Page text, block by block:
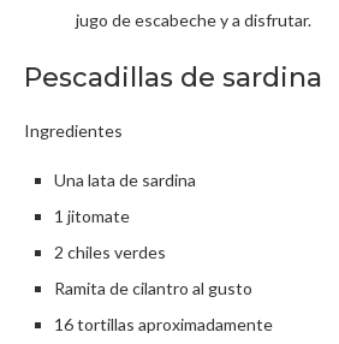
jugo de escabeche y a disfrutar.
Pescadillas de sardina
Ingredientes
Una lata de sardina
1 jitomate
2 chiles verdes
Ramita de cilantro al gusto
16 tortillas aproximadamente